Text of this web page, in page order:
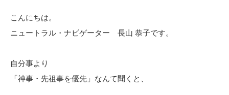
こんにちは。
ニュートラル・ナビゲーター 長山 恭子です。
自分事より
「神事・先祖事を優先」なんて聞くと、